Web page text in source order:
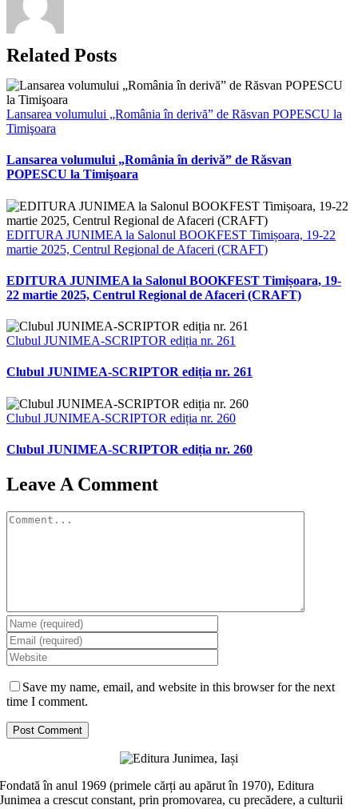
Related Posts
Lansarea volumului „România în derivă” de Răsvan POPESCU la
Timişoara
Lansarea volumului „România în derivă” de Răsvan
POPESCU la Timişoara
EDITURA JUNIMEA la Salonul BOOKFEST Timișoara, 19-22
martie 2025, Centrul Regional de Afaceri (CRAFT)
EDITURA JUNIMEA la Salonul BOOKFEST Timișoara, 19-
22 martie 2025, Centrul Regional de Afaceri (CRAFT)
Clubul JUNIMEA-SCRIPTOR ediția nr. 261
Clubul JUNIMEA-SCRIPTOR ediția nr. 261
Clubul JUNIMEA-SCRIPTOR ediția nr. 260
Clubul JUNIMEA-SCRIPTOR ediția nr. 260
Leave A Comment
Comment
Save my name, email, and website in this browser for the next
time I comment.
Fondată în anul 1969 (primele cărți au apărut în 1970), Editura
Junimea a crescut constant, prin promovarea, cu precădere, a culturii